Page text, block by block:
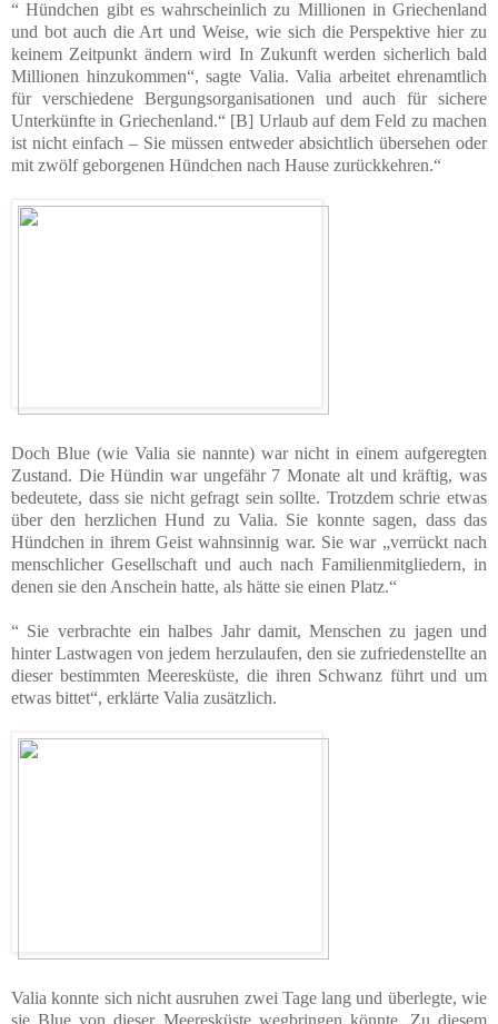
“ Hündchen gibt es wahrscheinlich zu Millionen in Griechenland
und bot auch die Art und Weise, wie sich die Perspektive hier zu
keinem Zeitpunkt ändern wird In Zukunft werden sicherlich bald
Millionen hinzukommen“, sagte Valia. Valia arbeitet ehrenamtlich
für verschiedene Bergungsorganisationen und auch für sichere
Unterkünfte in Griechenland.“ [B] Urlaub auf dem Feld zu machen
ist nicht einfach – Sie müssen entweder absichtlich übersehen oder
mit zwölf geborgenen Hündchen nach Hause zurückkehren.“
Doch Blue (wie Valia sie nannte) war nicht in einem aufgeregten
Zustand. Die Hündin war ungefähr 7 Monate alt und kräftig, was
bedeutete, dass sie nicht gefragt sein sollte. Trotzdem schrie etwas
über den herzlichen Hund zu Valia. Sie konnte sagen, dass das
Hündchen in ihrem Geist wahnsinnig war. Sie war „verrückt nach
menschlicher Gesellschaft und auch nach Familienmitgliedern, in
denen sie den Anschein hatte, als hätte sie einen Platz.“
“ Sie verbrachte ein halbes Jahr damit, Menschen zu jagen und
hinter Lastwagen von jedem herzulaufen, den sie zufriedenstellte an
dieser bestimmten Meeresküste, die ihren Schwanz führt und um
etwas bittet“, erklärte Valia zusätzlich.
Valia konnte sich nicht ausruhen zwei Tage lang und überlegte, wie